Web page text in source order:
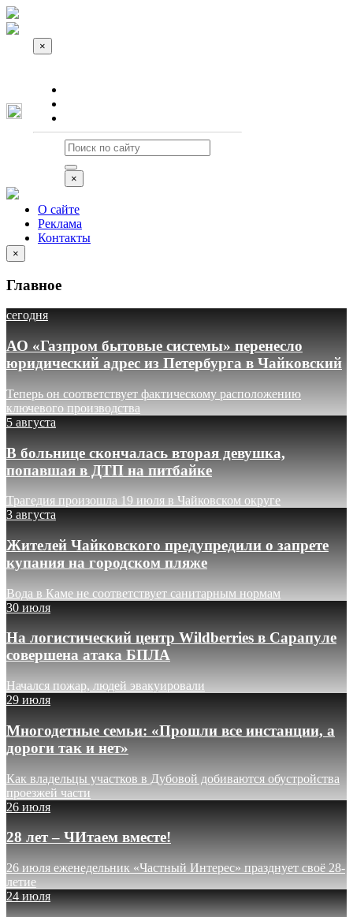
×
×
О сайте
Реклама
Контакты
×
Главное
сегодня
АО «Газпром бытовые системы» перенесло
юридический адрес из Петербурга в Чайковский
Теперь он соответствует фактическому расположению
ключевого производства
5 августа
В больнице скончалась вторая девушка,
попавшая в ДТП на питбайке
Трагедия произошла 19 июля в Чайковском округе
3 августа
Жителей Чайковского предупредили о запрете
купания на городском пляже
Вода в Каме не соответствует санитарным нормам
30 июля
На логистический центр Wildberries в Сарапуле
совершена атака БПЛА
Начался пожар, людей эвакуировали
29 июля
Многодетные семьи: «Прошли все инстанции, а
дороги так и нет»
Как владельцы участков в Дубовой добиваются обустройства
проезжей части
26 июля
28 лет – ЧИтаем вместе!
26 июля еженедельник «Частный Интерес» празднует своё 28-
летие
24 июля